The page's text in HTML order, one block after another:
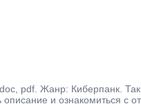
pdf. Жанр: Киберпанк.
и ознакомиться с